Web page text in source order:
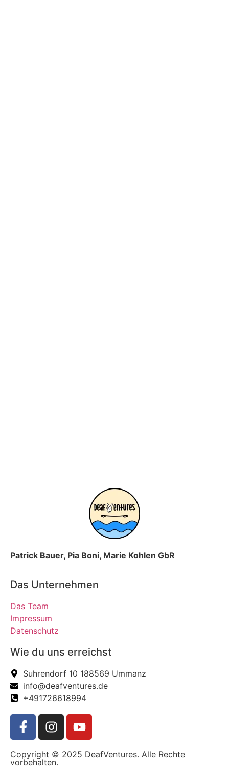
Patrick Bauer, Pia Boni, Marie Kohlen GbR
Das Unternehmen
Das Team
Impressum
Datenschutz
Wie du uns erreichst
Suhrendorf 10 188569 Ummanz
info@deafventures.de
+491726618994
Copyright © 2025 DeafVentures. Alle Rechte
vorbehalten.